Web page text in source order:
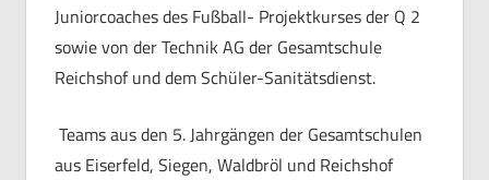
Juniorcoaches des Fußball- Projektkurses der Q 2
sowie von der Technik AG der Gesamtschule
Reichshof und dem Schüler-Sanitätsdienst.
Teams aus den 5. Jahrgängen der Gesamtschulen
aus Eiserfeld, Siegen, Waldbröl und Reichshof